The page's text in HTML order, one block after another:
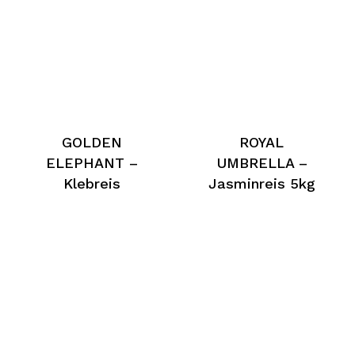
GOLDEN
ELEPHANT –
Klebreis
ROYAL
UMBRELLA –
Jasminreis 5kg